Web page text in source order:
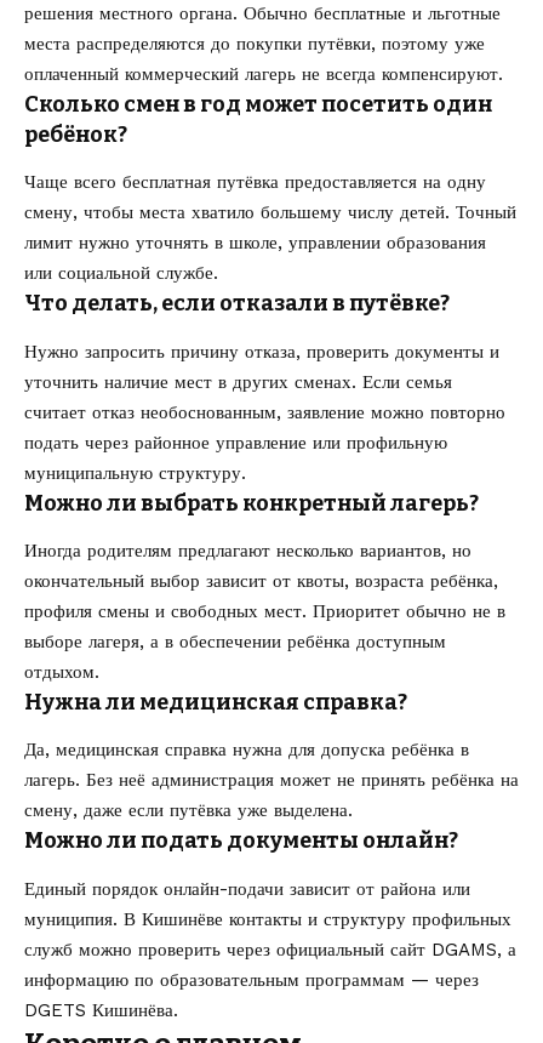
решения местного органа. Обычно бесплатные и льготные
места распределяются до покупки путёвки, поэтому уже
оплаченный коммерческий лагерь не всегда компенсируют.
Сколько смен в год может посетить один
ребёнок?
Чаще всего бесплатная путёвка предоставляется на одну
смену, чтобы места хватило большему числу детей. Точный
лимит нужно уточнять в школе, управлении образования
или социальной службе.
Что делать, если отказали в путёвке?
Нужно запросить причину отказа, проверить документы и
уточнить наличие мест в других сменах. Если семья
считает отказ необоснованным, заявление можно повторно
подать через районное управление или профильную
муниципальную структуру.
Можно ли выбрать конкретный лагерь?
Иногда родителям предлагают несколько вариантов, но
окончательный выбор зависит от квоты, возраста ребёнка,
профиля смены и свободных мест. Приоритет обычно не в
выборе лагеря, а в обеспечении ребёнка доступным
отдыхом.
Нужна ли медицинская справка?
Да, медицинская справка нужна для допуска ребёнка в
лагерь. Без неё администрация может не принять ребёнка на
смену, даже если путёвка уже выделена.
Можно ли подать документы онлайн?
Единый порядок онлайн-подачи зависит от района или
муниципия. В Кишинёве контакты и структуру профильных
служб можно проверить через официальный сайт DGAMS, а
информацию по образовательным программам — через
DGETS Кишинёва.